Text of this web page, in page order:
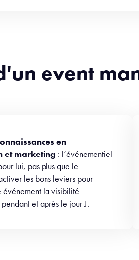
event
en
et marketing : l’événementiel
lui, pas plus que le
les bons leviers pour
événement la visibilité
et après le jour J.